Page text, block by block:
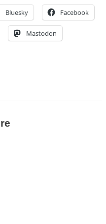
Bluesky Facebook
Mastodon